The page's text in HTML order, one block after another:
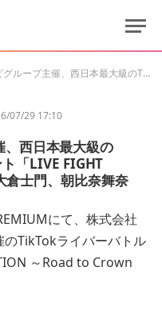
LIVEオフラインイベント「LIVE FIGHT COLLECTION」開催。MCに大倉士門、朝比奈舞奈
07/29 17:10
、西日本最大級の
「LIVE FIGHT
倉士門、朝比奈舞奈
にて、株式会社
TikTokライバーバトル
～Road to Crown